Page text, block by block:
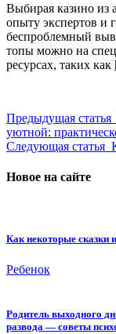
Выбирая казино из
опыту экспертов и
беспроблемный
топы можно на
ресурсах, таких как
Предыдущая статья
уютной:
Следующая статья
Новое на сайте
Как некоторые сказки
Ребенок
Родитель выходного
развода — советы